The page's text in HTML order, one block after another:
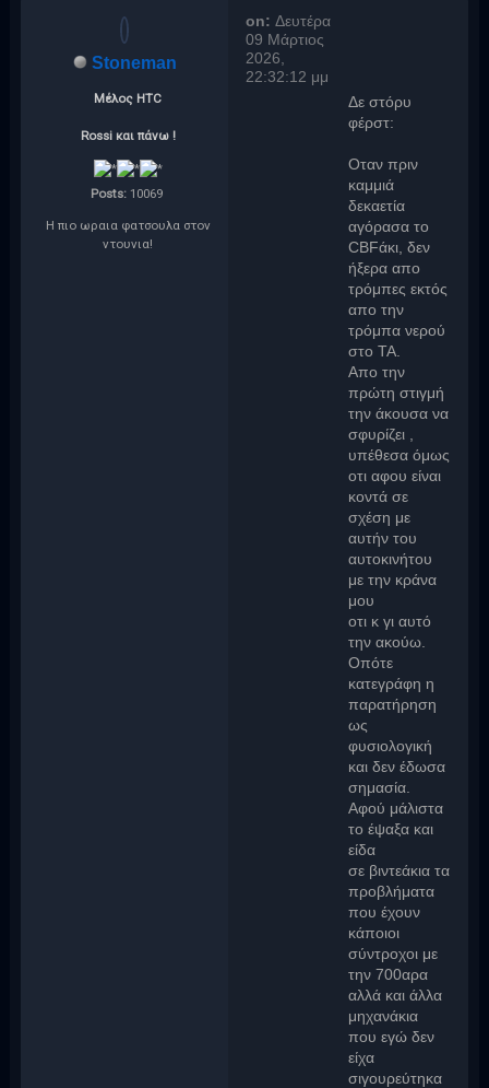
Stoneman
Μέλος ΗTC
Rossi και πάνω !
Posts: 10069
Η πιο ωραια φατσουλα στον
ντουνια!
on: Δευτέρα
09 Μάρτιος
2026,
22:32:12 μμ
Δε στόρυ
φέρστ:
Οταν πριν
καμμιά
δεκαετία
αγόρασα το
CBFάκι, δεν
ήξερα απο
τρόμπες εκτός
απο την
τρόμπα νερού
στο ΤΑ.
Απο την
πρώτη στιγμή
την άκουσα να
σφυρίζει ,
υπέθεσα όμως
οτι αφου είναι
κοντά σε
σχέση με
αυτήν του
αυτοκινήτου
με την κράνα
μου
οτι κ γι αυτό
την ακούω.
Οπότε
κατεγράφη η
παρατήρηση
ως
φυσιολογική
και δεν έδωσα
σημασία.
Αφού μάλιστα
το έψαξα και
είδα
σε βιντεάκια τα
προβλήματα
που έχουν
κάποιοι
σύντροχοι με
την 700αρα
αλλά και άλλα
μηχανάκια
που εγώ δεν
είχα
σιγουρεύτηκα